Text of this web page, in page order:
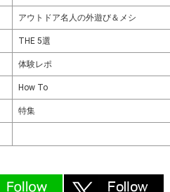
アウトドア名人の外遊び＆メシ
THE 5選
体験レポ
How To
特集